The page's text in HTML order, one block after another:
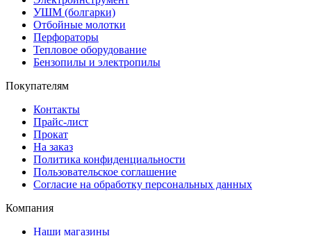
УШМ (болгарки)
Отбойные молотки
Перфораторы
Тепловое оборудование
Бензопилы и электропилы
Покупателям
Контакты
Прайс-лист
Прокат
На заказ
Политика конфиденциальности
Пользовательское соглашение
Согласие на обработку персональных данных
Компания
Наши магазины